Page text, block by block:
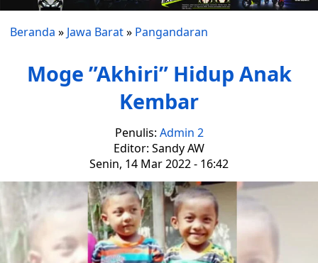
Beranda » Jawa Barat» Pangandaran
Moge ”Akhiri” Hidup Anak
Kembar
Penulis: Admin 2
Editor: Sandy AW
Senin, 14 Mar 2022 - 16:42